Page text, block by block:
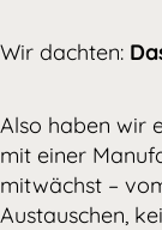
Wir dachten:
Also haben wir
mit einer
mitwächst –
Austauschen,